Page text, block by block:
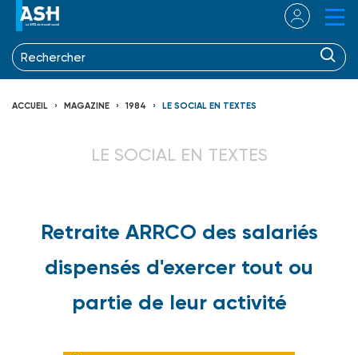
ACCUEIL MAGAZINE 1984 LE SOCIAL EN TEXTES
LE SOCIAL EN TEXTES
Retraite ARRCO des salariés
dispensés d'exercer tout ou
partie de leur activité